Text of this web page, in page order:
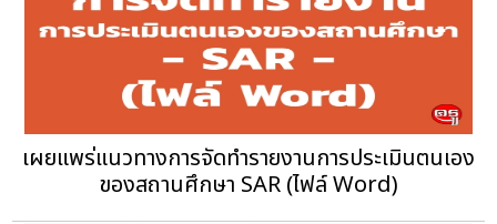
เผยแพร่แนวทางการจัดทำรายงานการประเมินตนเอง
ของสถานศึกษา SAR (ไฟล์ Word)